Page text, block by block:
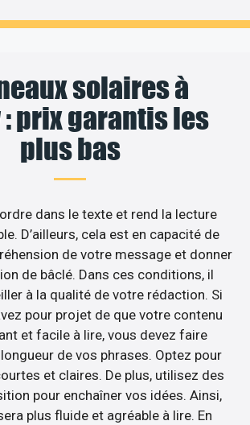
solaires à
: prix garantis les
plus bas
dans le texte et rend la lecture
D’ailleurs, cela est en capacité de
de votre message et donner
de bâclé. Dans ces conditions, il
à la qualité de votre rédaction. Si
pour projet de que votre contenu
et facile à lire, vous devez faire
de vos phrases. Optez pour
et claires. De plus, utilisez des
pour enchaîner vos idées. Ainsi,
plus fluide et agréable à lire. En